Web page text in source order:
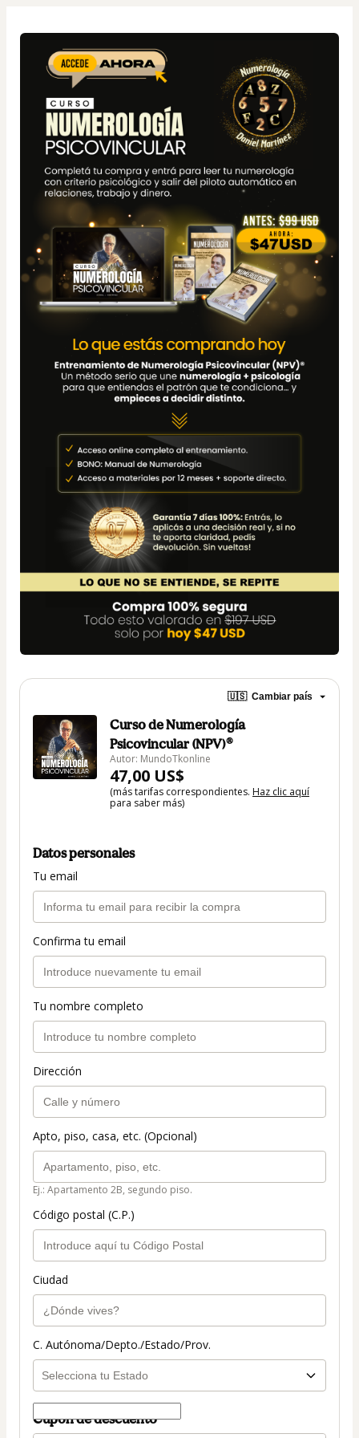
🇺🇸 Cambiar país
Curso de Numerología
Psicovincular (NPV)®
Autor: MundoTkonline
47,00 US$
(más tarifas correspondientes. Haz clic aquí
para saber más)
Datos personales
Tu email
Confirma tu email
Tu nombre completo
Dirección
Apto, piso, casa, etc. (Opcional)
Ej.: Apartamento 2B, segundo piso.
Código postal (C.P.)
Ciudad
C. Autónoma/Depto./Estado/Prov.
Cupón de descuento